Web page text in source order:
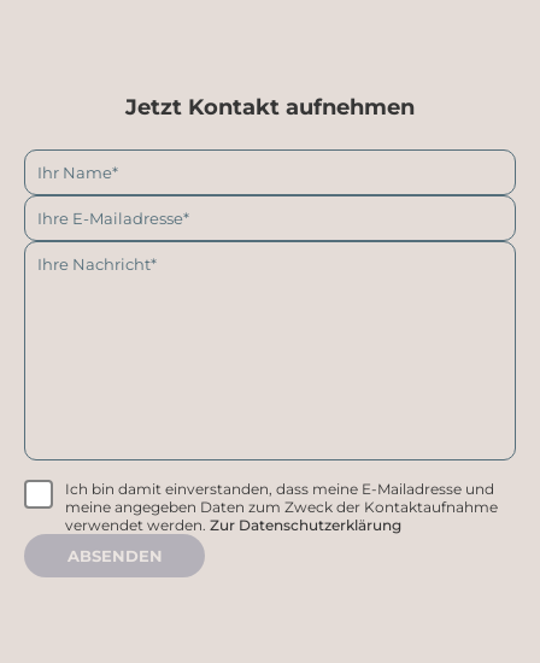
Jetzt Kontakt aufnehmen
Ich bin damit einverstanden, dass meine E-Mailadresse und
meine angegeben Daten zum Zweck der Kontaktaufnahme
verwendet werden. Zur Datenschutzerklärung
ABSENDEN